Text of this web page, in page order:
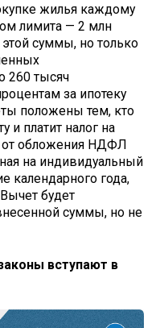
жилья каждому
лимита — 2 млн
суммы, но только
260 тысяч
за ипотеку
положены тем, кто
и платит налог на
от обложения НДФЛ
на индивидуальный
календарного года,
будет
суммы, но не
вступают в